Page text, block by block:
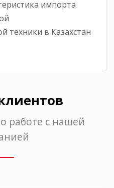
импорта
техники в Казахстан
работе с нашей